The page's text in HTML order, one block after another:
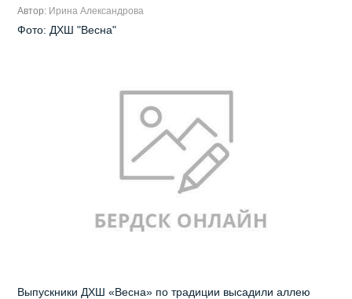
Автор: Ирина Александрова
Фото: ДХШ "Весна"
Выпускники ДХШ «Весна» по традиции высадили аллею